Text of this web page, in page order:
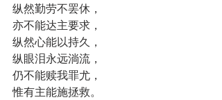
纵然勤劳不罢休，
亦不能达主要求，
纵然心能以持久，
纵眼泪永远淌流，
仍不能赎我罪尤，
惟有主能施拯救。